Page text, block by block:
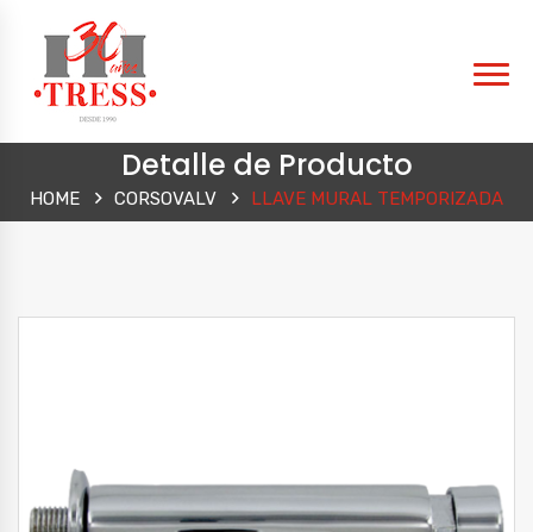
Detalle de Producto
HOME CORSOVALV LLAVE MURAL TEMPORIZADA